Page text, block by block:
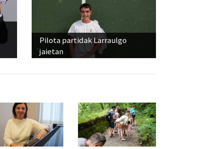
Pilota partidak Larraulgo
jaietan